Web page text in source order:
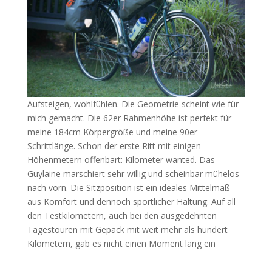
Aufsteigen, wohlfühlen. Die Geometrie scheint wie für
mich gemacht. Die 62er Rahmenhöhe ist perfekt für
meine 184cm Körpergröße und meine 90er
Schrittlänge. Schon der erste Ritt mit einigen
Höhenmetern offenbart: Kilometer wanted. Das
Guylaine marschiert sehr willig und scheinbar mühelos
nach vorn. Die Sitzposition ist ein ideales Mittelmaß
aus Komfort und dennoch sportlicher Haltung. Auf all
den Testkilometern, auch bei den ausgedehnten
Tagestouren mit Gepäck mit weit mehr als hundert
Kilometern, gab es nicht einen Moment lang ein